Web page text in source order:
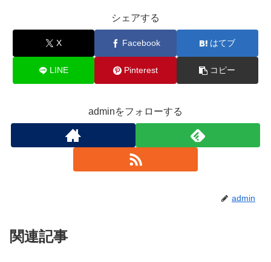
シェアする
X Facebook はてブ
LINE Pinterest コピー
adminをフォローする
admin
関連記事